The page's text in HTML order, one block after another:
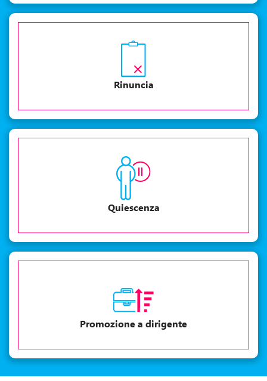
Rinuncia
Quiescenza
Promozione a dirigente